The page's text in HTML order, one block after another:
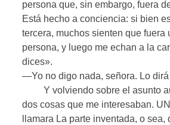
persona que, sin embargo, fuera
Está hecho a conciencia: si bien
tercera, muchos sienten que fuera
persona, y luego me echan a la
dices».
—Yo no digo nada, señora. Lo dirá
Y volviendo sobre el asunto
dos cosas que me interesaban.
llamara La parte inventada, o sea,